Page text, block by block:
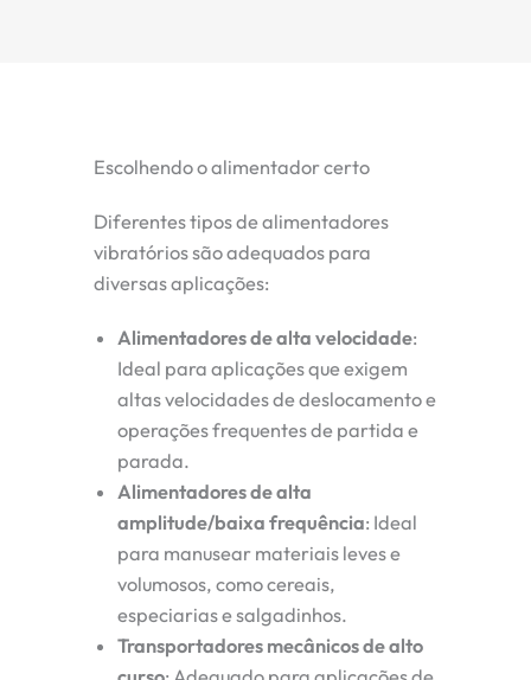
Escolhendo o alimentador certo
Diferentes tipos de alimentadores
vibratórios são adequados para
diversas aplicações:
Alimentadores de alta velocidade:
Ideal para aplicações que exigem
altas velocidades de deslocamento e
operações frequentes de partida e
parada.
Alimentadores de alta
amplitude/baixa frequência: Ideal
para manusear materiais leves e
volumosos, como cereais,
especiarias e salgadinhos.
Transportadores mecânicos de alto